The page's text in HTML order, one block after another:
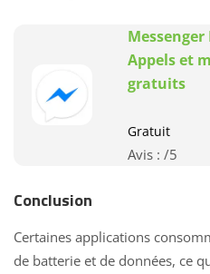
Messenger
Appels et
gratuits
Gratuit
Avis : /5
Conclusion
Certaines applications
de batterie et de données, ce